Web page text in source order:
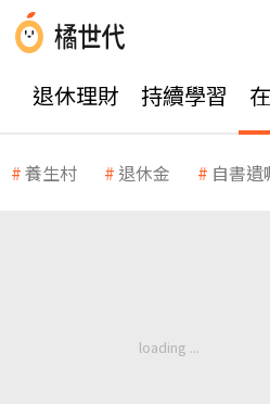
退休理財 持續學習
養生村 退休金 自書遺